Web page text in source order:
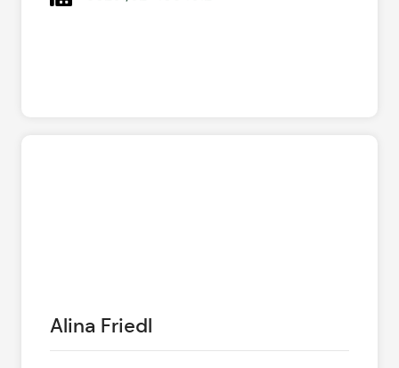
Alina Friedl